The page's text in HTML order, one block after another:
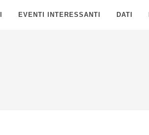
EVENTI INTERESSANTI DATI